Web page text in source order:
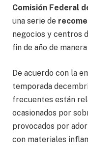
Comisión Federal
una serie de
negocios y centros
fin de año de
De acuerdo con la
temporada
frecuentes están
ocasionados por
provocados por
con materiales